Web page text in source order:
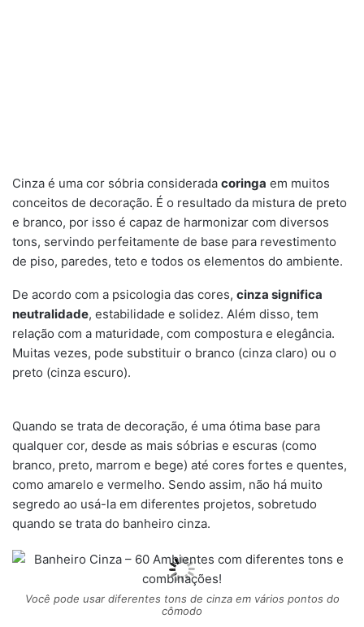
Cinza é uma cor sóbria considerada coringa em muitos
conceitos de decoração. É o resultado da mistura de preto
e branco, por isso é capaz de harmonizar com diversos
tons, servindo perfeitamente de base para revestimento
de piso, paredes, teto e todos os elementos do ambiente.
De acordo com a psicologia das cores, cinza significa
neutralidade, estabilidade e solidez. Além disso, tem
relação com a maturidade, com compostura e elegância.
Muitas vezes, pode substituir o branco (cinza claro) ou o
preto (cinza escuro).
Quando se trata de decoração, é uma ótima base para
qualquer cor, desde as mais sóbrias e escuras (como
branco, preto, marrom e bege) até cores fortes e quentes,
como amarelo e vermelho. Sendo assim, não há muito
segredo ao usá-la em diferentes projetos, sobretudo
quando se trata do banheiro cinza.
Você pode usar diferentes tons de cinza em vários pontos do
cômodo